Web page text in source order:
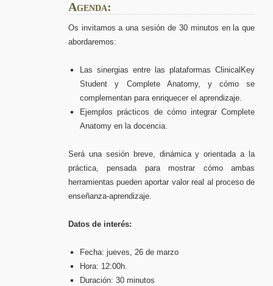
Agenda:
Os invitamos a una sesión de 30 minutos en la que
abordaremos:
Las sinergias entre las plataformas ClinicalKey
Student y Complete Anatomy, y cómo se
complementan para enriquecer el aprendizaje.
Ejemplos prácticos de cómo integrar Complete
Anatomy en la docencia.
Será una sesión breve, dinámica y orientada a la
práctica, pensada para mostrar cómo ambas
herramientas pueden aportar valor real al proceso de
enseñanza-aprendizaje.
Datos de interés:
Fecha: jueves, 26 de marzo
Hora: 12:00h.
Duración: 30 minutos